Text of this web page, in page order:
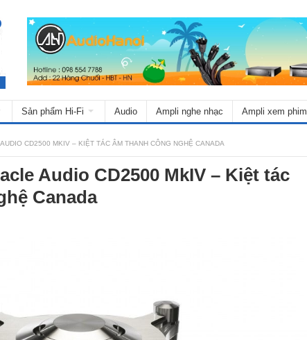
Sản phẩm Hi-Fi Audio Ampli nghe nhạc Ampli xem phim
CD2500 MKIV – KIỆT TÁC ÂM THANH CÔNG NGHỆ CANADA
Audio CD2500 MkIV – Kiệt tác
Canada